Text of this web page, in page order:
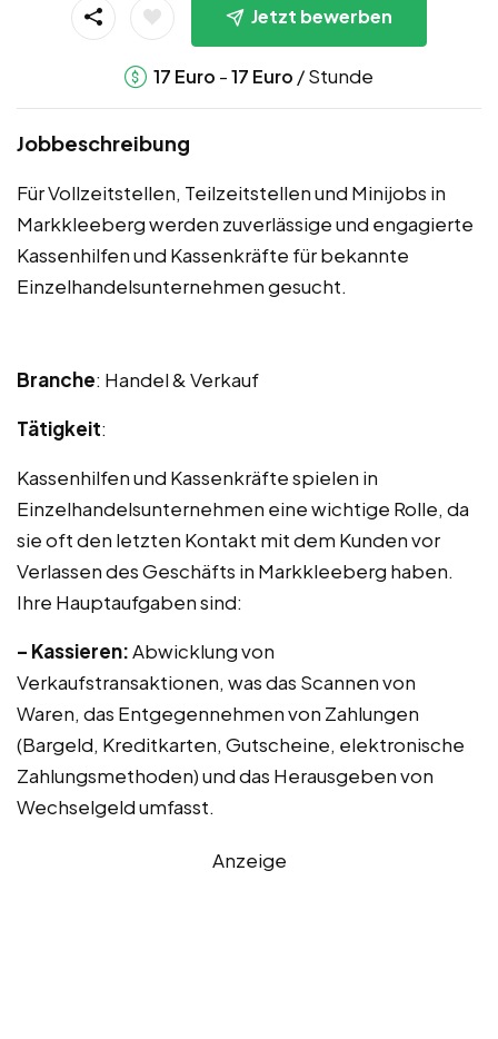
Jetzt bewerben
17 Euro -17 Euro / Stunde
Jobbeschreibung
Für Vollzeitstellen, Teilzeitstellen und Minijobs in
Markkleeberg werden zuverlässige und engagierte
Kassenhilfen und Kassenkräfte für bekannte
Einzelhandelsunternehmen gesucht.
Branche: Handel & Verkauf
Tätigkeit:
Kassenhilfen und Kassenkräfte spielen in
Einzelhandelsunternehmen eine wichtige Rolle, da
sie oft den letzten Kontakt mit dem Kunden vor
Verlassen des Geschäfts in Markkleeberg haben.
Ihre Hauptaufgaben sind:
– Kassieren:Abwicklung von
Verkaufstransaktionen, was das Scannen von
Waren, das Entgegennehmen von Zahlungen
(Bargeld, Kreditkarten, Gutscheine, elektronische
Zahlungsmethoden) und das Herausgeben von
Wechselgeld umfasst.
Anzeige